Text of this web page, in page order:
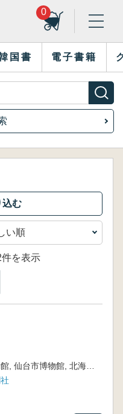
0
国書 電子書籍
を表示
古屋市博物館, 仙台市博物館, 北海道立近代美術館企画編集